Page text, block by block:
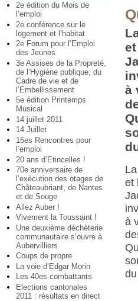
2e édition du Mois de
l’emploi
2e conférence sur le
logement et l’habitat
2e Forum pour l’Emploi
des Jeunes
3e Assises de la Propreté,
de l’Hygiène publique, du
Cadre de vie et de
l’Embellissement
5e édition Printemps
Musical
14 juillet 2011
14 Juillet
15es Rencontres pour
l’emploi
20 ans d’Etincelles !
70e anniversaire de
l’exécution des otages de
Châteaubriant, de Nantes
et de Souge
Allez Auber !
Vivement la Toussaint !
Une deuxième déchèterie
communautaire s’ouvre à
Aubervilliers
Coups de propre
La voie d’Edgar Morin
Les 40es combattants
Elections cantonales
2011 : résultats en direct
à
et
à